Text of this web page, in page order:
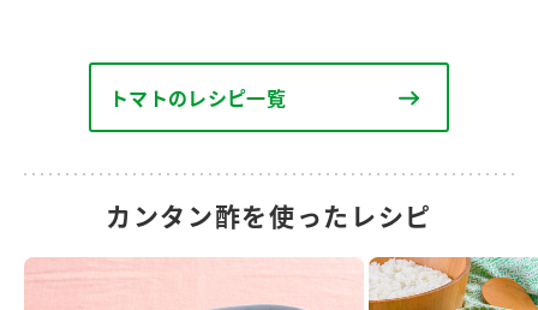
トマトのレシピ一覧
カンタン酢を使ったレシピ